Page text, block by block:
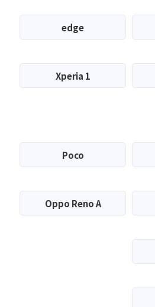
edge
Xperia 1
Poco
Oppo Reno A